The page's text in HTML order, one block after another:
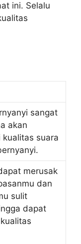
ini. Selalu
sangat
akan
kualitas suara
merusak
dan
sulit
dapat